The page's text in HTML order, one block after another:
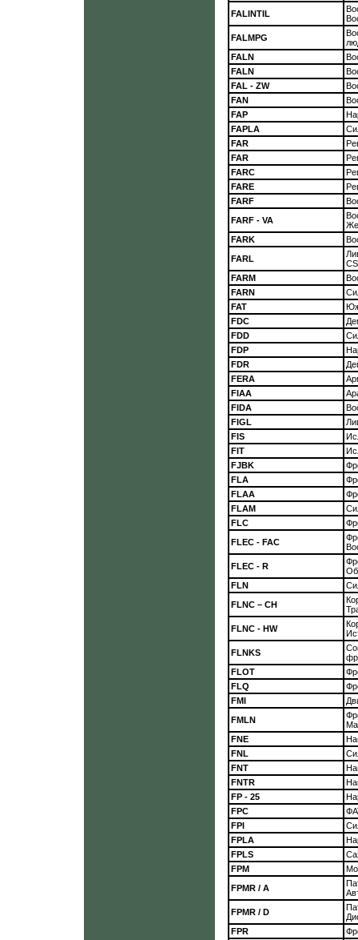
FALINTIL
FALMPG
FALN
FALN
FAL - ZW
FAN
FAP
FAPLA
FAR
FAR
FARC
FARE
FARF
FARF - VA
FARK
FARL
FARM
FARN
FAT
FDC
FDD
FDP
FDR
FERA
FIAA
FIDA
FIGL
FIS
FIT
FJBK
FLA
FLAA
FLAM
FLC
FLEC - FAC
FLEC - R
FLN
FLNC – CH
FLNC - HW
FLNKS
FLOT
FLQ
FMI
FMLN
FNE
FNL
FNT
FNTR
FP - 25
FPC
FPI
FPLA
FPLS
FPM
FPMR / A
FPMR / D
FPR